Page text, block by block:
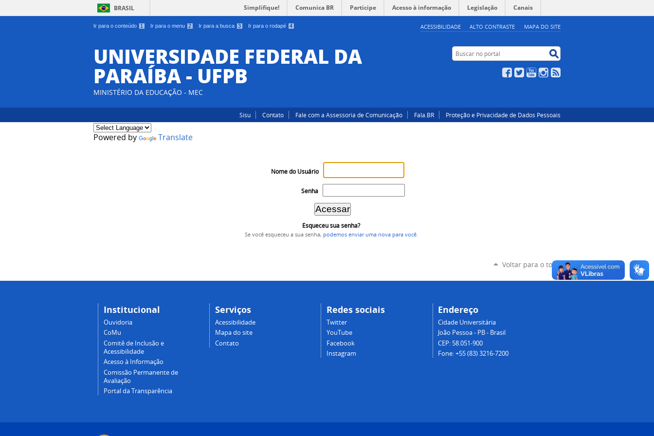
Ir para o conteúdo 1 Ir para o menu 2 Ir para a busca 3 Ir para o rodapé 4 ACESSIBILIDADE ALTO CONTRASTE MAPA DO SITE
BRASIL Simplifique! Comunica BR Participe Acesso à informação Legislação Canais
UNIVERSIDADE FEDERAL DA
PARAÍBA - UFPB
MINISTÉRIO DA EDUCAÇÃO - MEC
Buscar no portal
Facebook
TwitterYouTubeInstagram
Sisu Contato Fale com a Assessoria de Comunicação Fala.BR Proteção e Privacidade de Dados Pessoais
Powered by Translate
Nome do Usuário
Senha
Esqueceu sua senha?
Se você esqueceu a sua senha, podemos enviar uma nova para você.
Voltar para o topo
Institucional
Ouvidoria
CoMu
Comitê de Inclusão e
Acessibilidade
Acesso à Informação
Comissão Permanente de
Avaliação
Portal da Transparência
Serviços
Acessibilidade
Mapa do site
Contato
Redes sociais
Twitter
YouTube
Facebook
Instagram
Endereço
Cidade Universitária
João Pessoa - PB - Brasil
CEP: 58.051-900
Fone: +55 (83) 3216-7200